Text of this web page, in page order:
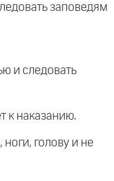
заповедям
и следовать
к наказанию.
голову и не